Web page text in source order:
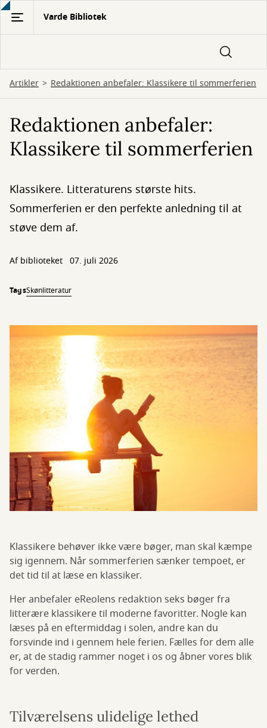
Gå
hovedindhold
Varde Bibliotek
Artikler Redaktionen anbefaler: Klassikere til sommerferien
Redaktionen anbefaler:
Klassikere til sommerferien
Klassikere. Litteraturens største hits.
Sommerferien er den perfekte anledning til at
støve dem af.
Af biblioteket 07. juli 2026
TagsSkønlitteratur
Klassikere behøver ikke være bøger, man skal kæmpe
sig igennem. Når sommerferien sænker tempoet, er
det tid til at læse en klassiker.
Her anbefaler eReolens redaktion seks bøger fra
litterære klassikere til moderne favoritter. Nogle kan
læses på en eftermiddag i solen, andre kan du
forsvinde ind i gennem hele ferien. Fælles for dem alle
er, at de stadig rammer noget i os og åbner vores blik
for verden.
Tilværelsens ulidelige lethed